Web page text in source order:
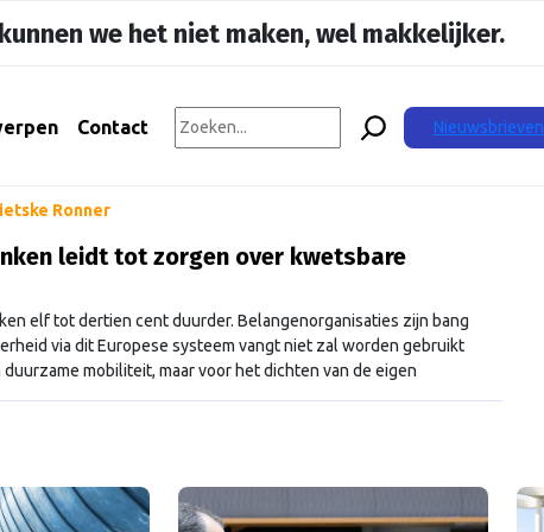
we het niet maken, wel makkelijker.
Contact Nieuwsbrieven
Ronner
leidt tot zorgen over kwetsbare
elf tot dertien cent duurder. Belangenorganisaties zijn bang
via dit Europese systeem vangt niet zal worden gebruikt
mobiliteit, maar voor het dichten van de eigen